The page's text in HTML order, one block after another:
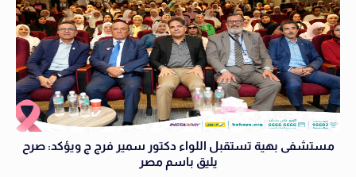
مستشفى بهية تستقبل اللواء دكتور سمير فرج ج ويؤكد: صرح
يليق باسم مصر